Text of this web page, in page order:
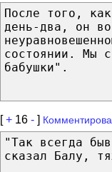
После того,
день-два, он
состоянии. Мы
бабушки".
[+ 16 - ]
"Так всегда
сказал Балу,